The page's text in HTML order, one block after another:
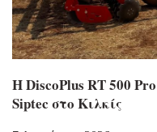
Η DiscoPlus RT 500
Siptec στο Κιλκίς